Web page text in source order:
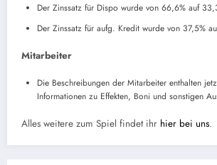
Der Zinssatz für Dispo wurde von 66,6% auf
Der Zinssatz für aufg. Kredit wurde von 37,5%
Mitarbeiter
Die Beschreibungen der Mitarbeiter enthalten
Informationen zu Effekten, Boni und sonstigen
Alles weitere zum Spiel findet ihr hier bei uns.